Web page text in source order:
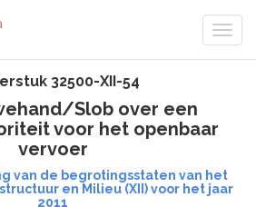
32500-XII-54
Slob over een
voor het openbaar
vervoer
van de begrotingsstaten van het
en Milieu (XII) voor het jaar
2011